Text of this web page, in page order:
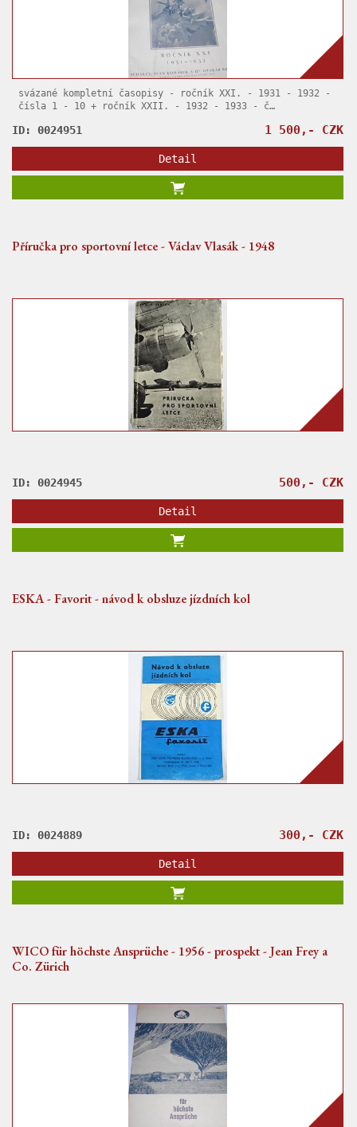
svázané kompletní časopisy - ročník XXI. - 1931 - 1932 -
čísla 1 - 10 + ročník XXII. - 1932 - 1933 - č…
ID: 0024951 1 500,- CZK
Detail
Příručka pro sportovní letce - Václav Vlasák - 1948
ID: 0024945 500,- CZK
Detail
ESKA - Favorit - návod k obsluze jízdních kol
ID: 0024889 300,- CZK
Detail
WICO für höchste Ansprüche - 1956 - prospekt - Jean Frey a
Co. Zürich